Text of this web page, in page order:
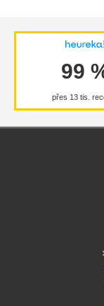
99
přes 13 tis.